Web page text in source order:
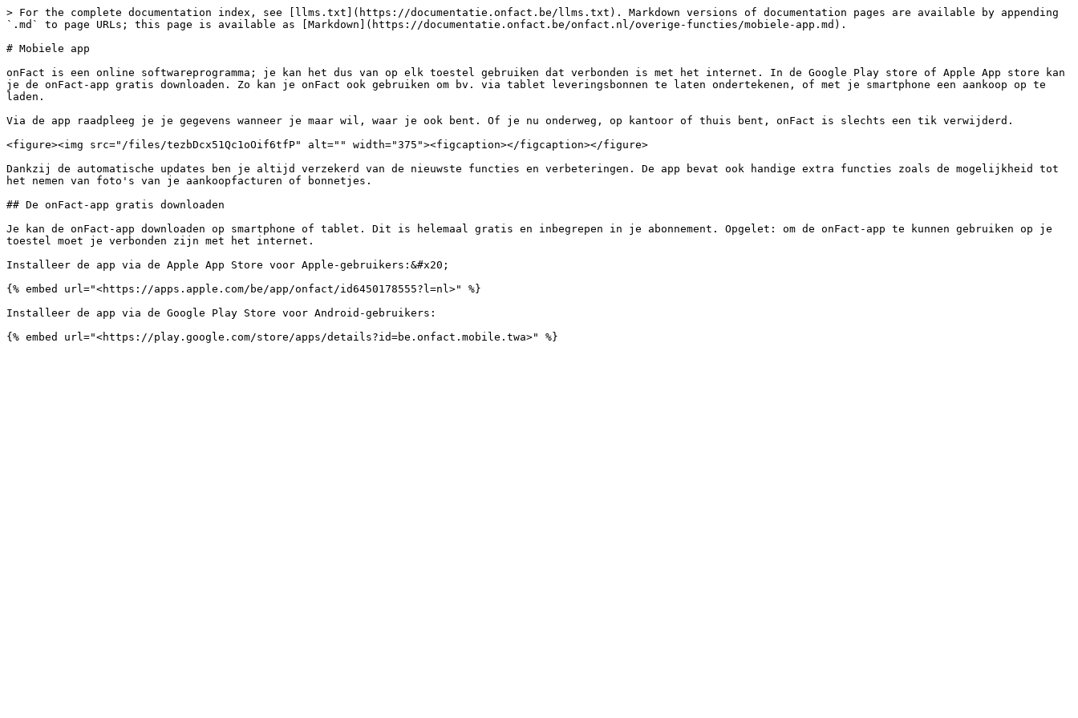
> For the complete documentation index, see [llms.txt](https://documentatie.onfact.be/llms.txt). Markdown versions of documentation pages are available by appending
`.md` to page URLs; this page is available as [Markdown](https://documentatie.onfact.be/onfact.nl/overige-functies/mobiele-app.md).
# Mobiele app
onFact is een online softwareprogramma; je kan het dus van op elk toestel gebruiken dat verbonden is met het internet. In de Google Play store of Apple App store kan
je de onFact-app gratis downloaden. Zo kan je onFact ook gebruiken om bv. via tablet leveringsbonnen te laten ondertekenen, of met je smartphone een aankoop op te
laden.
Via de app raadpleeg je je gegevens wanneer je maar wil, waar je ook bent. Of je nu onderweg, op kantoor of thuis bent, onFact is slechts een tik verwijderd.
<figure><img src="/files/tezbDcx51Qc1oOif6tfP" alt="" width="375"><figcaption></figcaption></figure>
Dankzij de automatische updates ben je altijd verzekerd van de nieuwste functies en verbeteringen. De app bevat ook handige extra functies zoals de mogelijkheid tot
het nemen van foto's van je aankoopfacturen of bonnetjes.
## De onFact-app gratis downloaden
Je kan de onFact-app downloaden op smartphone of tablet. Dit is helemaal gratis en inbegrepen in je abonnement. Opgelet: om de onFact-app te kunnen gebruiken op je
toestel moet je verbonden zijn met het internet.
Installeer de app via de Apple App Store voor Apple-gebruikers:&#x20;
{% embed url="<https://apps.apple.com/be/app/onfact/id6450178555?l=nl>" %}
Installeer de app via de Google Play Store voor Android-gebruikers: